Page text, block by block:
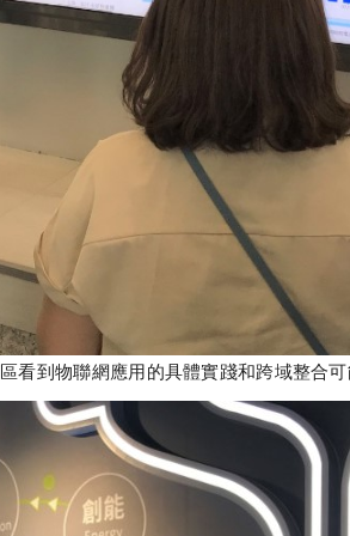
看到物聯網應用的具體實踐和跨域整合